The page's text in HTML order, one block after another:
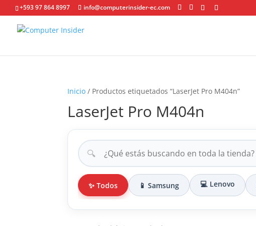
+593 97 864 8997 info@computerinsider-ec.com
Inicio / Productos etiquetados “LaserJet Pro M404n”
LaserJet Pro M404n
🔍
✨ Todos 📱 Samsung 💻 Lenovo